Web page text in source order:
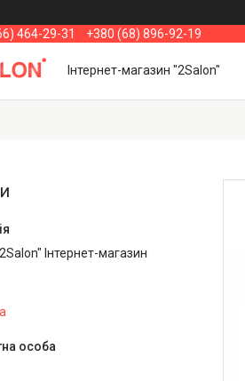
464-29-31 +380 (68) 896-92-19
Інтернет-магазин "2Salon"
Інтернет-магазин